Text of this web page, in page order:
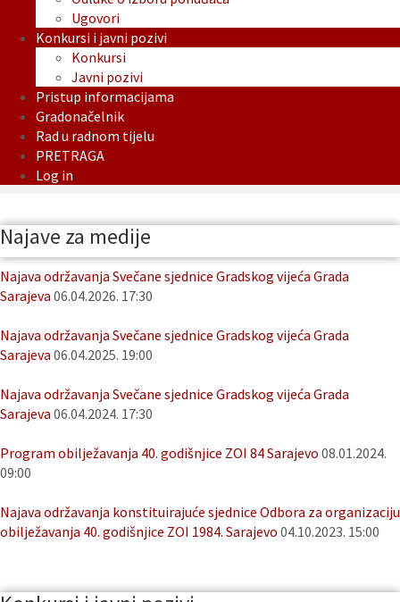
Ugovori
Konkursi i javni pozivi
Konkursi
Javni pozivi
Pristup informacijama
Gradonačelnik
Rad u radnom tijelu
PRETRAGA
Log in
Najave za medije
Najava održavanja Svečane sjednice Gradskog vijeća Grada
Sarajeva 06.04.2026. 17:30
Najava održavanja Svečane sjednice Gradskog vijeća Grada
Sarajeva 06.04.2025. 19:00
Najava održavanja Svečane sjednice Gradskog vijeća Grada
Sarajeva 06.04.2024. 17:30
Program obilježavanja 40. godišnjice ZOI 84 Sarajevo 08.01.2024.
09:00
Najava održavanja konstituirajuće sjednice Odbora za organizaciju
obilježavanja 40. godišnjice ZOI 1984. Sarajevo 04.10.2023. 15:00